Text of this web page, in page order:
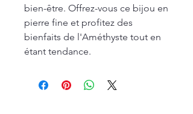
bien-être. Offrez-vous ce bijou en
pierre fine et profitez des
bienfaits de l'Améthyste tout en
étant tendance.